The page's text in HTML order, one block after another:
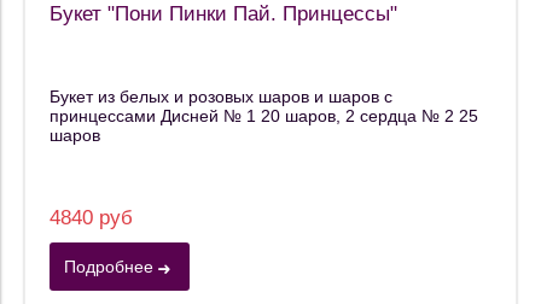
Букет "Пони Пинки Пай. Принцессы"
Букет из белых и розовых шаров и шаров с
принцессами Дисней № 1 20 шаров, 2 сердца № 2 25
шаров
4840 руб
Подробнее